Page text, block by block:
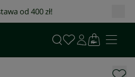
od 400 zł!